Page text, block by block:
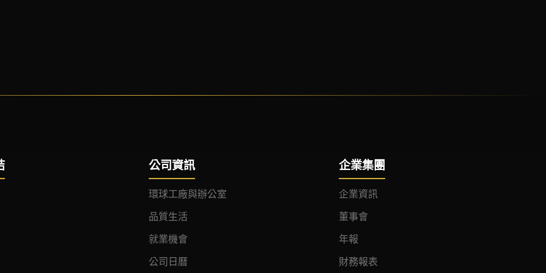
公司資訊
環球工廠與辦公室
品質生活
就業機會
公司日曆
企業集團
企業資訊
董事會
年報
財務報表